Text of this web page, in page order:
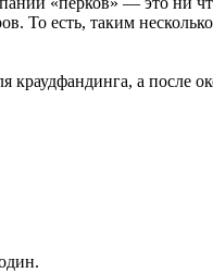
То есть, таким
краудфандинга, а